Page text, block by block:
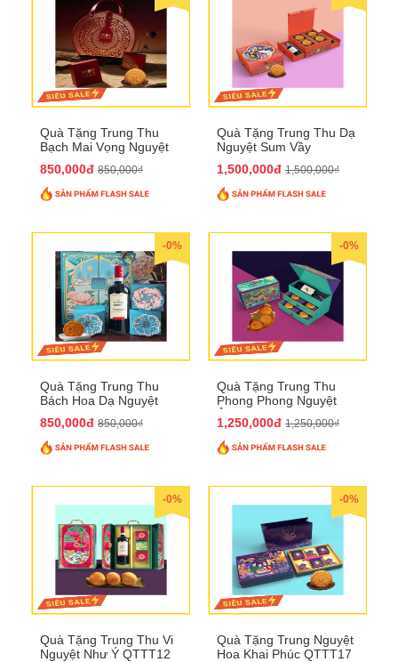
Quà Tặng Trung Thu
Bạch Mai Vọng Nguyệt
850,000đ 850,000₫
Quà Tặng Trung Thu Dạ
Nguyệt Sum Vầy
1,500,000đ 1,500,000₫
-0%
Quà Tặng Trung Thu
Bách Hoa Dạ Nguyệt
850,000đ 850,000₫
-0%
Quà Tặng Trung Thu
Phong Phong Nguyệt
1,250,000đ 1,250,000₫
-0%
Quà Tặng Trung Thu Vi
Nguyệt Như Ý QTTT12
-0%
Quà Tặng Trung Nguyệt
Hoa Khai Phúc QTTT17